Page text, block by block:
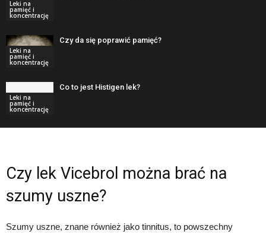
Leki na
pamięć i
koncentrację
Leki na
pamięć i
koncentrację
Czy da się poprawić pamięć?
Leki na
pamięć i
koncentrację
Co to jest Histigen lek?
Czy lek Vicebrol można brać na
szumy uszne?
Szumy uszne, znane również jako tinnitus, to powszechny